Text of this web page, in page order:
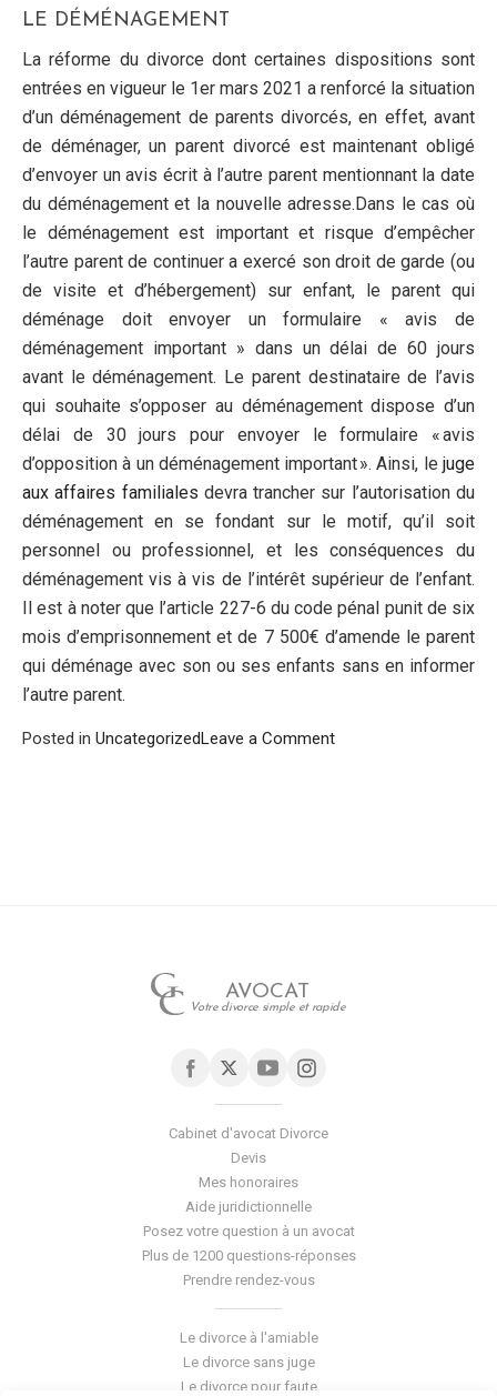
LE DÉMÉNAGEMENT
La réforme du divorce dont certaines dispositions sont
entrées en vigueur le 1er mars 2021 a renforcé la situation
d’un déménagement de parents divorcés, en effet, avant
de déménager, un parent divorcé est maintenant obligé
d’envoyer un avis écrit à l’autre parent mentionnant la date
du déménagement et la nouvelle adresse.Dans le cas où
le déménagement est important et risque d’empêcher
l’autre parent de continuer a exercé son droit de garde (ou
de visite et d’hébergement) sur enfant, le parent qui
déménage doit envoyer un formulaire « avis de
déménagement important » dans un délai de 60 jours
avant le déménagement. Le parent destinataire de l’avis
qui souhaite s’opposer au déménagement dispose d’un
délai de 30 jours pour envoyer le formulaire « avis
d’opposition à un déménagement important ». Ainsi, le juge
aux affaires familiales devra trancher sur l’autorisation du
déménagement en se fondant sur le motif, qu’il soit
personnel ou professionnel, et les conséquences du
déménagement vis à vis de l’intérêt supérieur de l’enfant.
Il est à noter que l’article 227-6 du code pénal punit de six
mois d’emprisonnement et de 7 500€ d’amende le parent
qui déménage avec son ou ses enfants sans en informer
l’autre parent.
Posted in UncategorizedLeave a Commenton
AVOCAT
Votre divorce simple et rapide
Cabinet d'avocat Divorce
Devis
Mes honoraires
Aide juridictionnelle
Posez votre question à un avocat
Plus de 1200 questions-réponses
Prendre rendez-vous
Le divorce à l'amiable
Le divorce sans juge
Le divorce pour faute